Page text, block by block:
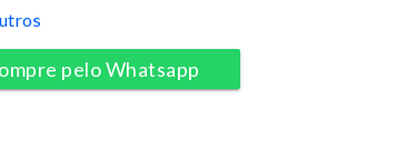
pelo Whatsapp